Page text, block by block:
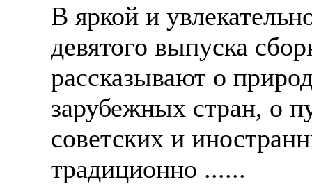
В яркой и
девятого выпуска
рассказывают о
зарубежных стран, о
советских и
традиционно ......